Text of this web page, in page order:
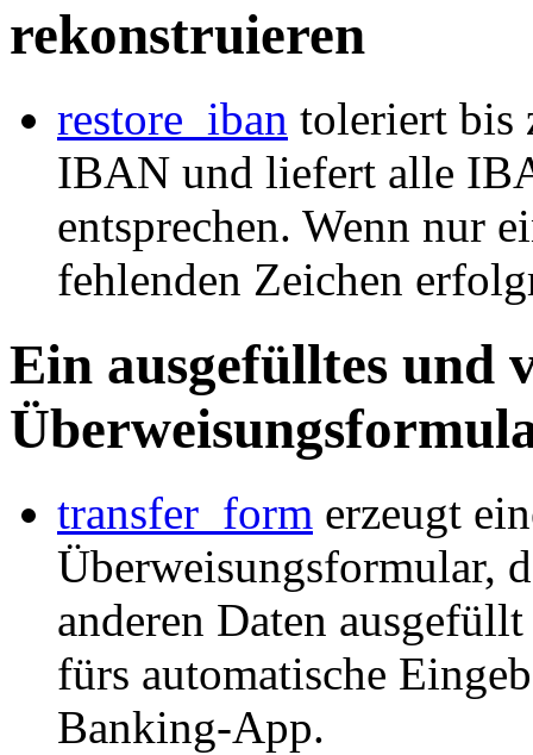
rekonstruieren
restore_iban toleriert bis
IBAN und liefert alle
entsprechen. Wenn nur
fehlenden Zeichen
Ein ausgefülltes und
transfer_form erzeugt
Überweisungsformular,
anderen Daten
fürs automatische
Banking-App.